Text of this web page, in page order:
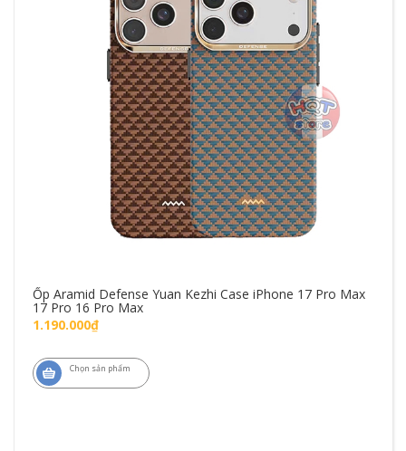
Ốp Aramid Defense Yuan Kezhi Case iPhone 17 Pro Max
17 Pro 16 Pro Max
1.190.000₫
Chọn sản phẩm